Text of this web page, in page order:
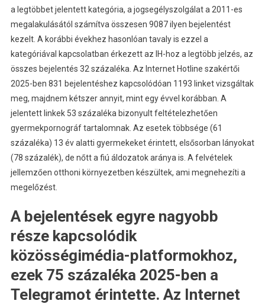
a legtöbbet jelentett kategória, a jogsegélyszolgálat a 2011-es
megalakulásától számítva összesen 9087 ilyen bejelentést
kezelt. A korábbi évekhez hasonlóan tavaly is ezzel a
kategóriával kapcsolatban érkezett az IH-hoz a legtöbb jelzés, az
összes bejelentés 32 százaléka. Az Internet Hotline szakértői
2025-ben 831 bejelentéshez kapcsolódóan 1193 linket vizsgáltak
meg, majdnem kétszer annyit, mint egy évvel korábban. A
jelentett linkek 53 százaléka bizonyult feltételezhetően
gyermekpornográf tartalomnak. Az esetek többsége (61
százaléka) 13 év alatti gyermekeket érintett, elsősorban lányokat
(78 százalék), de nőtt a fiú áldozatok aránya is. A felvételek
jellemzően otthoni környezetben készültek, ami megnehezíti a
megelőzést.
A bejelentések egyre nagyobb
része kapcsolódik
közösségimédia-platformokhoz,
ezek 75 százaléka 2025-ben a
Telegramot érintette. Az Internet